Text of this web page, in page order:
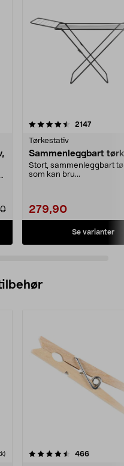
2147
Tørkestativ
Sammenleggbart
Stort, sammenleggbart
som kan bru...
279,90
Se varianter
4.0 av 5 stjerner
466